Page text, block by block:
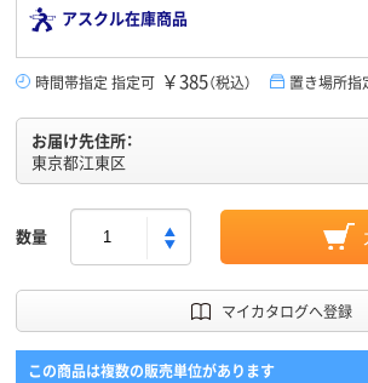
アスクル在庫商品
時間帯指定 指定可 ￥385（税込） 置き場所指
お届け先住所：
東京都江東区
数量
マイカタログへ登録
この商品は複数の販売単位があります